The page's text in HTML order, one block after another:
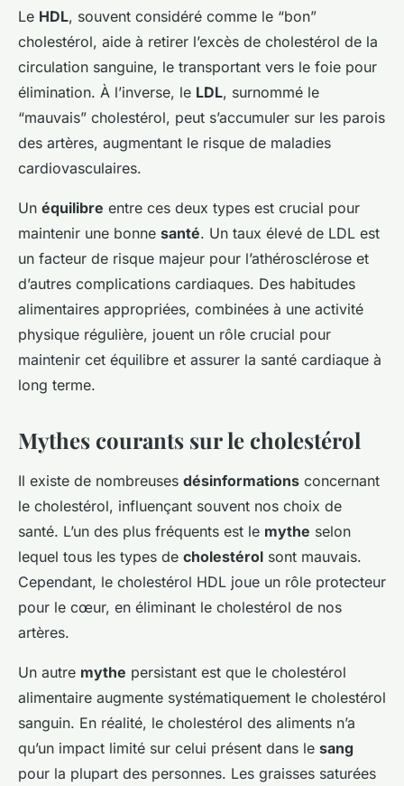
Le HDL, souvent considéré comme le “bon”
cholestérol, aide à retirer l’excès de cholestérol de la
circulation sanguine, le transportant vers le foie pour
élimination. À l’inverse, le LDL, surnommé le
“mauvais” cholestérol, peut s’accumuler sur les parois
des artères, augmentant le risque de maladies
cardiovasculaires.
Un équilibre entre ces deux types est crucial pour
maintenir une bonne santé. Un taux élevé de LDL est
un facteur de risque majeur pour l’athérosclérose et
d’autres complications cardiaques. Des habitudes
alimentaires appropriées, combinées à une activité
physique régulière, jouent un rôle crucial pour
maintenir cet équilibre et assurer la santé cardiaque à
long terme.
Mythes courants sur le cholestérol
Il existe de nombreuses désinformations concernant
le cholestérol, influençant souvent nos choix de
santé. L’un des plus fréquents est le mythe selon
lequel tous les types de cholestérol sont mauvais.
Cependant, le cholestérol HDL joue un rôle protecteur
pour le cœur, en éliminant le cholestérol de nos
artères.
Un autre mythe persistant est que le cholestérol
alimentaire augmente systématiquement le cholestérol
sanguin. En réalité, le cholestérol des aliments n’a
qu’un impact limité sur celui présent dans le sang
pour la plupart des personnes. Les graisses saturées